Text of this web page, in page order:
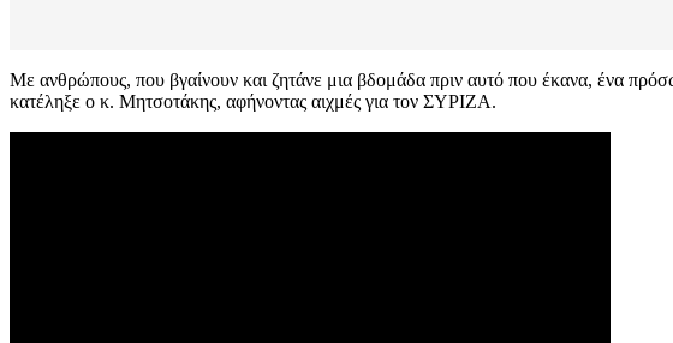
Με ανθρώπους, που βγαίνουν και ζητάνε μια βδομάδα πριν αυτό που έκανα, ένα
κατέληξε ο κ. Μητσοτάκης, αφήνοντας αιχμές για τον ΣΥΡΙΖΑ.